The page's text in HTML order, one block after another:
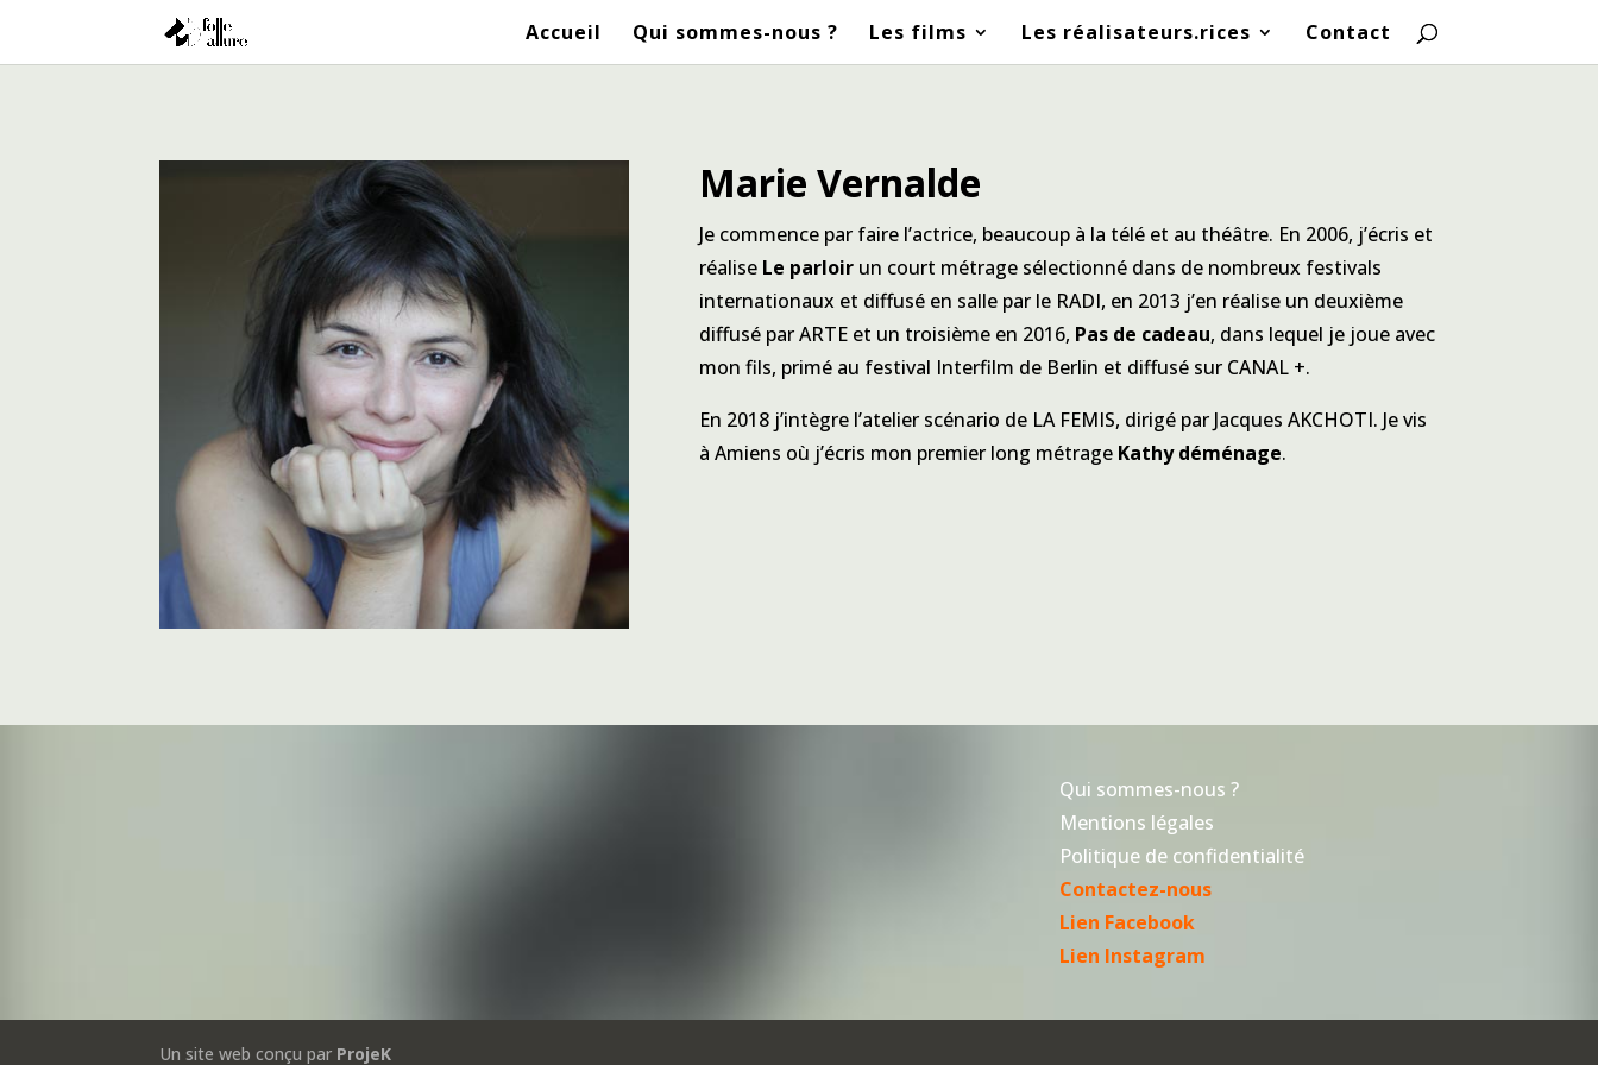
Accueil Qui sommes-nous ? Les films Les réalisateurs.rices Contact
Marie Vernalde
Je commence par faire l’actrice, beaucoup à la télé et au théâtre. En 2006, j’écris et
réalise Le parloir un court métrage sélectionné dans de nombreux festivals
internationaux et diffusé en salle par le RADI, en 2013 j’en réalise un deuxième
diffusé par ARTE et un troisième en 2016, Pas de cadeau, dans lequel je joue avec
mon fils, primé au festival Interfilm de Berlin et diffusé sur CANAL +.
En 2018 j’intègre l’atelier scénario de LA FEMIS, dirigé par Jacques AKCHOTI. Je vis
à Amiens où j’écris mon premier long métrage Kathy déménage.
Qui sommes-nous ?
Mentions légales
Politique de confidentialité
Contactez-nous
Lien Facebook
Lien Instagram
Un site web conçu par ProjeK